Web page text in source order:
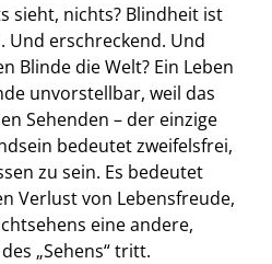
sieht, nichts? Blindheit ist
Und erschreckend. Und
Blinde die Welt? Ein Leben
unvorstellbar, weil das
Sehenden – der einzige
bedeutet zweifelsfrei,
zu sein. Es bedeutet
Verlust von Lebensfreude,
eine andere,
„Sehens“ tritt.